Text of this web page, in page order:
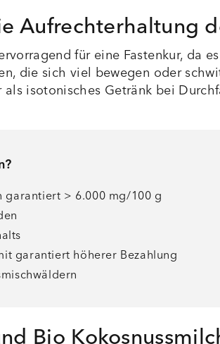
Aufrechterhaltung
für eine Fastenkur, da
die sich viel bewegen oder
isotonisches Getränk bei
garantiert > 6.000 mg/100 g
garantiert höherer Bezahlung